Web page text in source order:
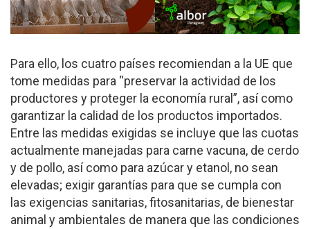
Para ello, los cuatro países recomiendan a la UE que
tome medidas para “preservar la actividad de los
productores y proteger la economía rural”, así como
garantizar la calidad de los productos importados.
Entre las medidas exigidas se incluye que las cuotas
actualmente manejadas para carne vacuna, de cerdo
y de pollo, así como para azúcar y etanol, no sean
elevadas; exigir garantías para que se cumpla con
las exigencias sanitarias, fitosanitarias, de bienestar
animal y ambientales de manera que las condiciones